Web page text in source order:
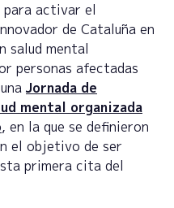
para activar el
de Cataluña en
salud mental
personas afectadas
Jornada de
mental organizada
, en la que se definieron
el objetivo de ser
primera cita del